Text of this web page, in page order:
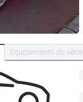
Equipements de série